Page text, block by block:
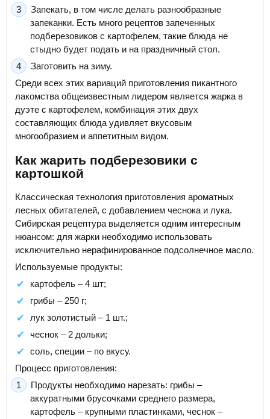
Запекать, в том числе делать разнообразные
запеканки. Есть много рецептов запеченных
подберезовиков с картофелем, такие блюда не
стыдно будет подать и на праздничный стол.
Заготовить на зиму.
Среди всех этих вариаций приготовления пикантного
лакомства общеизвестным лидером является жарка в
дуэте с картофелем, комбинация этих двух
составляющих блюда удивляет вкусовым
многообразием и аппетитным видом.
Как жарить подберезовики с
картошкой
Классическая технология приготовления ароматных
лесных обитателей, с добавлением чеснока и лука.
Сибирская рецептура выделяется одним интересным
нюансом: для жарки необходимо использовать
исключительно нерафинированное подсолнечное масло.
Используемые продукты:
картофель – 4 шт;
грибы – 250 г;
лук золотистый – 1 шт.;
чеснок – 2 дольки;
соль, специи – по вкусу.
Процесс приготовления:
Продукты необходимо нарезать: грибы –
аккуратными брусочками среднего размера,
картофель – крупными пластинками, чеснок –